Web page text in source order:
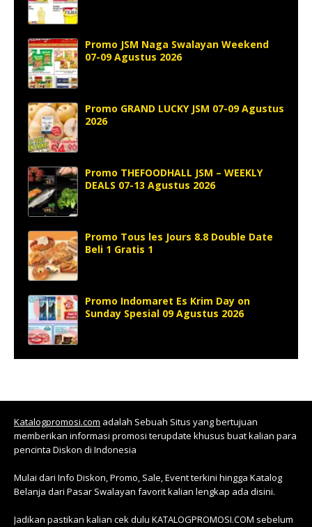
Promo JSM Naga Swalayan Weekend
07-09 Agustus 2026
Promo GRAND LUCKY JSM 07-09 Agustus
2026
Promo THEFOODHALL JSM – WEEKLY
DEALS 07-13 Agustus 2026
Promo Tous les Jours 8.8 Double Date
Beli 1 Gratis 1
Promo Indomaret Es Krim Day on
Sunday Spesial 09 Agustus 2026
Katalogpromosi.com adalah Sebuah Situs yang bertujuan
memberikan informasi promosi terupdate khusus buat kalian para
pencinta Diskon di Indonesia
Mulai dari Info Diskon, Promo, Sale, Event terkini hingga Katalog
Belanja dari Pasar Swalayan favorit kalian lengkap ada disini.
Jadikan pastikan kalian cek dulu KATALOGPROMOSI.COM sebelum